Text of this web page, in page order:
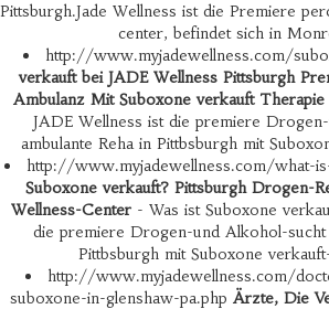
Pittsburgh.Jade Wellness ist die Premiere
center, befindet sich in
http://www.myjadewellness.com/
verkauft bei JADE Wellness Pittsburgh
Ambulanz Mit Suboxone verkauft Therapie
JADE Wellness ist die premiere
ambulante Reha in Pittbsburgh mit
http://www.myjadewellness.com/what-
Suboxone verkauft? Pittsburgh Drogen-
Wellness-Center- Was ist Suboxone
die premiere Drogen-und Alkohol-sucht
Pittbsburgh mit Suboxone
http://www.myjadewellness.com/
suboxone-in-glenshaw-pa.php Ärzte, Die